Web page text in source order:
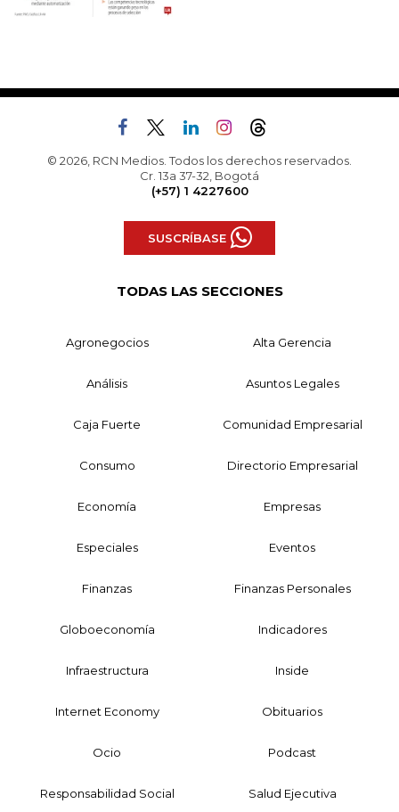
© 2026, RCN Medios. Todos los derechos reservados.
Cr. 13a 37-32, Bogotá
(+57) 1 4227600
SUSCRÍBASE
TODAS LAS SECCIONES
Agronegocios Alta Gerencia
Análisis Asuntos Legales
Caja Fuerte Comunidad Empresarial
Consumo Directorio Empresarial
Economía Empresas
Especiales Eventos
Finanzas Finanzas Personales
Globoeconomía Indicadores
Infraestructura Inside
Internet Economy Obituarios
Ocio Podcast
Responsabilidad Social Salud Ejecutiva